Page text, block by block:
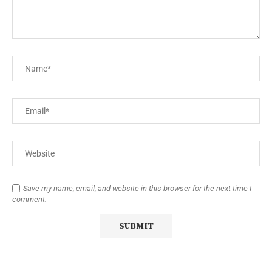
Save my name, email, and website in this browser for the next time I
comment.